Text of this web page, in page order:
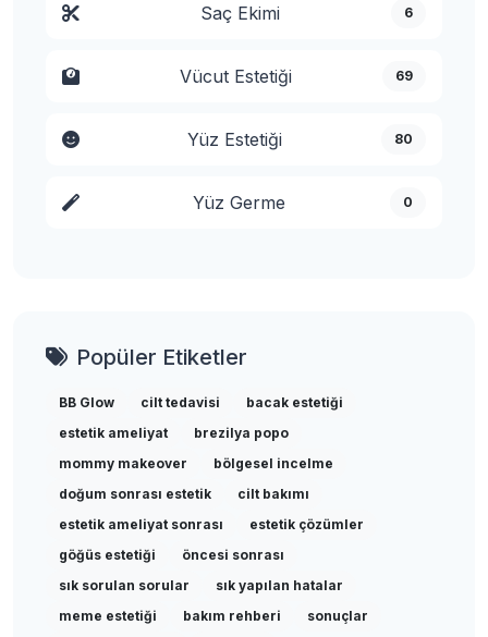
Saç Ekimi 6
Vücut Estetiği 69
Yüz Estetiği 80
Yüz Germe 0
Popüler Etiketler
BB Glow cilt tedavisi
bacak estetiği
estetik ameliyat
brezilya popo
mommy makeover
bölgesel incelme
doğum sonrası estetik
cilt bakımı
estetik ameliyat sonrası
estetik çözümler
göğüs estetiği
öncesi sonrası
sık sorulan sorular
sık yapılan hatalar
meme estetiği
bakım rehberi
sonuçlar